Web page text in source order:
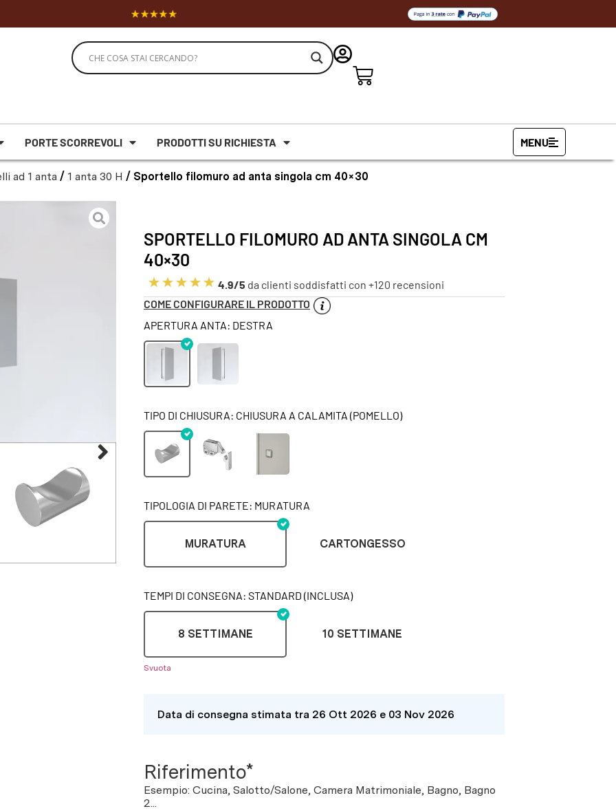
PORTE SCORREVOLI PRODOTTI SU RICHIESTA MENU
ad 1 anta / 1 anta 30 H / Sportello filomuro ad anta singola cm 40×30
SPORTELLO FILOMURO AD ANTA SINGOLA CM
40×30
4.9/5 da clienti soddisfatti con +120 recensioni
COME CONFIGURARE IL PRODOTTO
APERTURA ANTA: DESTRA
TIPO DI CHIUSURA: CHIUSURA A CALAMITA (POMELLO)
TIPOLOGIA DI PARETE: MURATURA
MURATURA CARTONGESSO
TEMPI DI CONSEGNA: STANDARD (INCLUSA)
8 SETTIMANE 10 SETTIMANE
Svuota
Data di consegna stimata tra 26 Ott 2026 e 03 Nov 2026
Riferimento*
Esempio: Cucina, Salotto/Salone, Camera Matrimoniale, Bagno, Bagno
2...